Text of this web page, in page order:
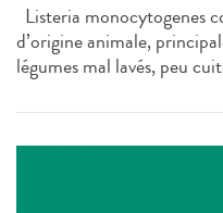
Listeria monocytogenes
d’origine animale,
légumes mal lavés, peu